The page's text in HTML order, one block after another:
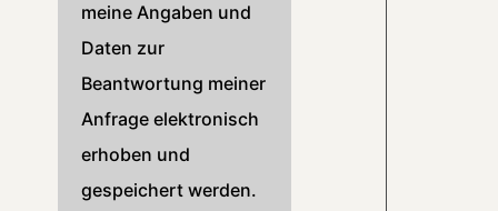
meine Angaben und
Daten zur
Beantwortung meiner
Anfrage elektronisch
erhoben und
gespeichert werden.